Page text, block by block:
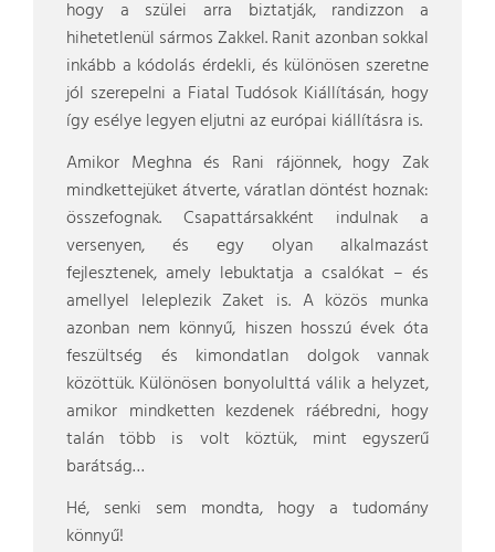
hogy a szülei arra biztatják, randizzon a
hihetetlenül sármos Zakkel. Ranit azonban sokkal
inkább a kódolás érdekli, és különösen szeretne
jól szerepelni a Fiatal Tudósok Kiállításán, hogy
így esélye legyen eljutni az európai kiállításra is.
Amikor Meghna és Rani rájönnek, hogy Zak
mindkettejüket átverte, váratlan döntést hoznak:
összefognak. Csapattársakként indulnak a
versenyen, és egy olyan alkalmazást
fejlesztenek, amely lebuktatja a csalókat – és
amellyel leleplezik Zaket is. A közös munka
azonban nem könnyű, hiszen hosszú évek óta
feszültség és kimondatlan dolgok vannak
közöttük. Különösen bonyolulttá válik a helyzet,
amikor mindketten kezdenek ráébredni, hogy
talán több is volt köztük, mint egyszerű
barátság…
Hé, senki sem mondta, hogy a tudomány
könnyű!